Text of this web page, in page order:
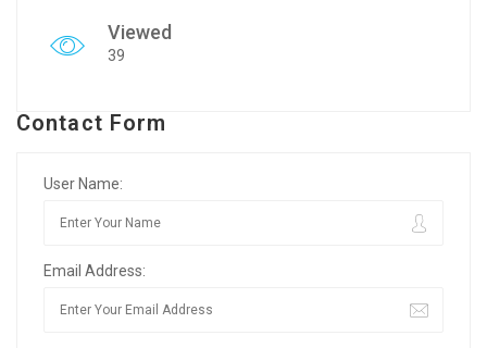
Viewed
39
Contact Form
User Name:
Email Address: